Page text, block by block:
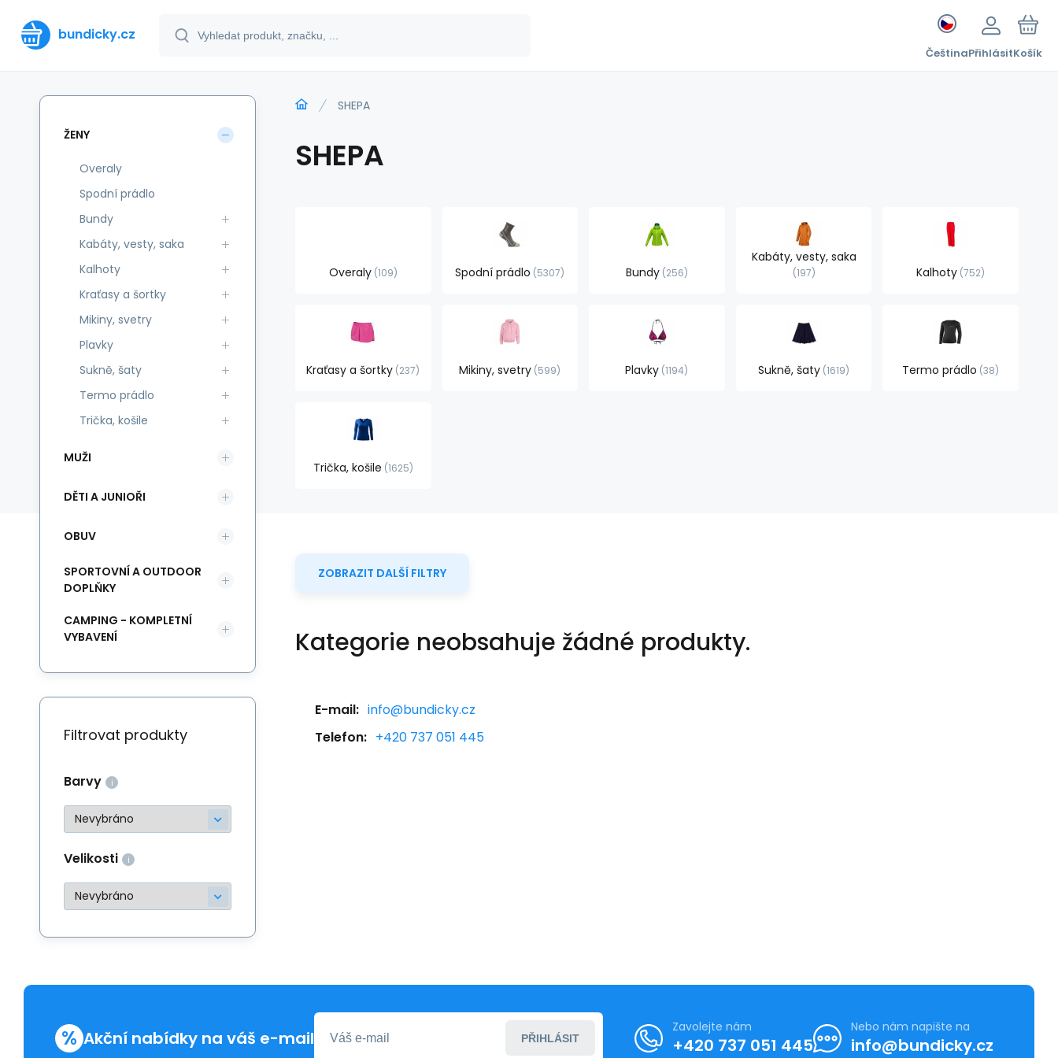
bundicky.cz
ČeštinaPřihlásitKošík
SHEPA
SHEPA
Overaly 109 Spodní prádlo 5307 Bundy 256
Kabáty, vesty, saka
197 Kalhoty 752
Kraťasy a šortky 237 Mikiny, svetry 599 Plavky 1194 Sukně, šaty 1619 Termo prádlo 38
Trička, košile 1625
ZOBRAZIT DALŠÍ FILTRY
Kategorie neobsahuje žádné produkty.
E-mail: info@bundicky.cz
Telefon: +420 737 051 445
ŽENY
Overaly
Spodní prádlo
Bundy
Kabáty, vesty, saka
Kalhoty
Kraťasy a šortky
Mikiny, svetry
Plavky
Sukně, šaty
Termo prádlo
Trička, košile
MUŽI
DĚTI A JUNIOŘI
OBUV
SPORTOVNÍ A OUTDOOR
DOPLŇKY
CAMPING - KOMPLETNÍ
VYBAVENÍ
Filtrovat produkty
Barvy
Velikosti
% Akční nabídky na váš e-mail PŘIHLÁSIT
Zavolejte nám
+420 737 051 445
Nebo nám napište na
info@bundicky.cz